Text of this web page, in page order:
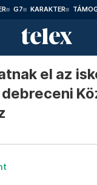
G7 KARAKTER
el az